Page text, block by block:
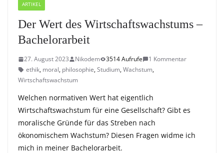
ARTIKEL
Der Wert des Wirtschaftswachstums –
Bachelorarbeit
27. August 2023 Nikodem 3514 Aufrufe
1 Kommentar
ethik, moral, philosophie,Studium,Wachstum,
Wirtschaftswachstum
Welchen normativen Wert hat eigentlich
Wirtschaftswachstum für eine Gesellschaft? Gibt es
moralische Gründe für das Streben nach
ökonomischem Wachstum? Diesen Fragen widme ich
mich in meiner Bachelorarbeit.